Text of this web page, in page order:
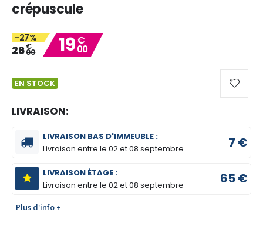
of
images
gallery
crépuscule
-27%
26€
00 19€
00
EN STOCK
LIVRAISON:
LIVRAISON BAS D'IMMEUBLE :
Livraison entre le02 et 08 septembre 7 €
LIVRAISON ÉTAGE :
Livraison entre le02 et 08 septembre 65 €
Plus d'info +